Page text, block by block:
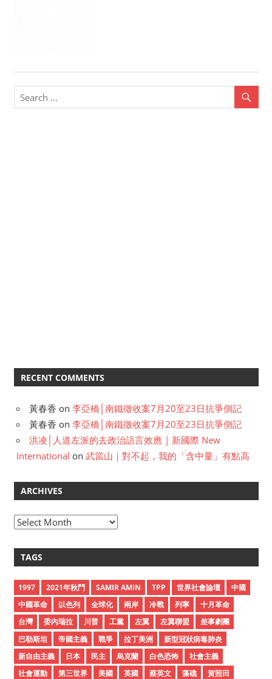
RECENT COMMENTS
黃春香 on 李亞橋│南鐵徵收案7月20至23日抗爭側記
黃春香 on 李亞橋│南鐵徵收案7月20至23日抗爭側記
洪凌│人道左派的去政治語言效應 | 新國際 New
International on 武當山｜對不起，我的「含中量」有點高
ARCHIVES
A
h
v
e
s
TAGS
1997 2021年秋鬥 SAMIR AMIN TPP 世界社會論壇
中國
中國革命
以色列 全球化 兩岸 冷戰 列寧
十月革命
台灣
委內瑞拉 川普 工黨 左翼 左翼聯盟
差事劇團
巴勒斯坦
帝國主義 戰爭 拉丁美洲
新型冠狀病毒肺炎
新自由主義
日本 民主 烏克蘭 白色恐怖
社會主義
社會運動
第三世界 美國 英國 蔡英文 藻礁
賀照田